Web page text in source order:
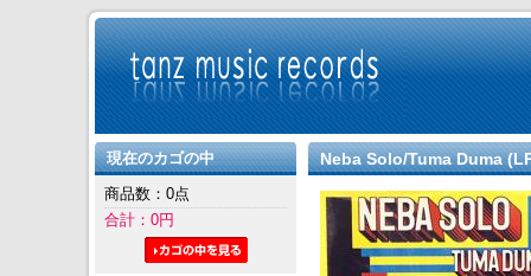
Neba Solo/Tuma Duma
現在のカゴの中
商品数：0点
合計：0円